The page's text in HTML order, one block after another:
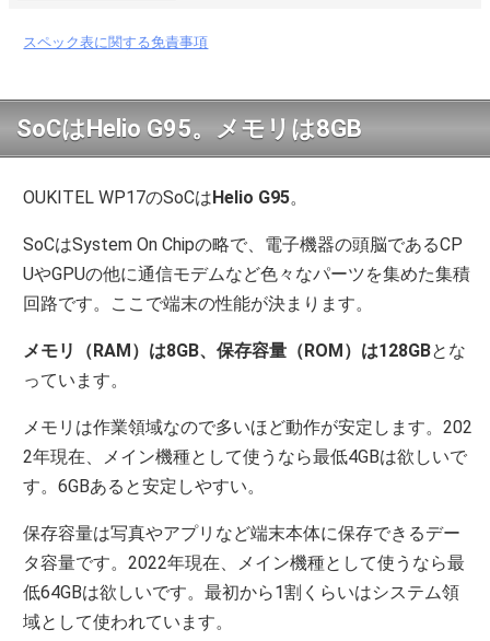
スペック表に関する免責事項
SoCはHelio G95。メモリは8GB
OUKITEL WP17のSoCは Helio G95。
SoCはSystem On Chipの略で、電子機器の頭脳であるCP
UやGPUの他に通信モデムなど色々なパーツを集めた集積
回路です。ここで端末の性能が決まります。
メモリ（RAM）は8GB、保存容量（ROM）は128GBとな
っています。
メモリは作業領域なので多いほど動作が安定します。202
2年現在、メイン機種として使うなら最低4GBは欲しいで
す。6GBあると安定しやすい。
保存容量は写真やアプリなど端末本体に保存できるデー
タ容量です。2022年現在、メイン機種として使うなら最
低64GBは欲しいです。最初から1割くらいはシステム領
域として使われています。